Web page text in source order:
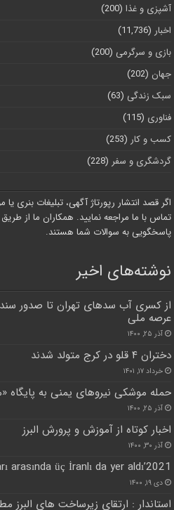
آشپزی و غذا (200)
اخبار (11,736)
بازی و سرگرمی (200)
جهان (202)
سبک زندگی (63)
فناوری (115)
کسب و کار (253)
گردشگری و سفر (228)
اگر قصد انتشار رپورتاژ آگهی، تبلیغات بنری
تماس با ما مراجعه نمایید. همکاران ما از
پاسخگویی به سوالات شما هستند.
نوشته‌های اخیر
عرصه‌ ملی
آذر ۲۵, ۱۴۰۰
دختران ۴ قلو در کرج متولد شدند
خرداد ۱۷, ۱۴۰۱
حمله موشکی نیروهای یمنی به پایگاه
آذر ۲۵, ۱۴۰۰
اخبار کوتاه از آموزش و پرورش البرز
آذر ۳۰, ۱۴۰۰
2021’deki en iyi futsal adayları arasında üç İranlı da yer aldı
دی ۱۹, ۱۴۰۰
استاندار : ارتقای زیرساخت های البرز